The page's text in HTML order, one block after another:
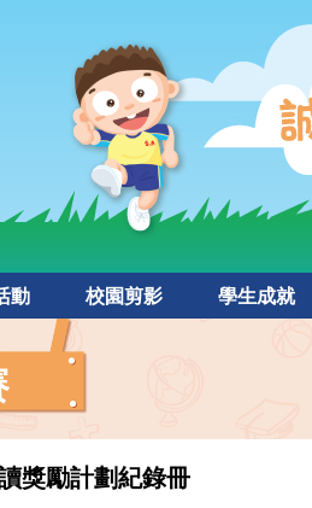
動 校園剪影 學生成就
獎勵計劃紀錄冊